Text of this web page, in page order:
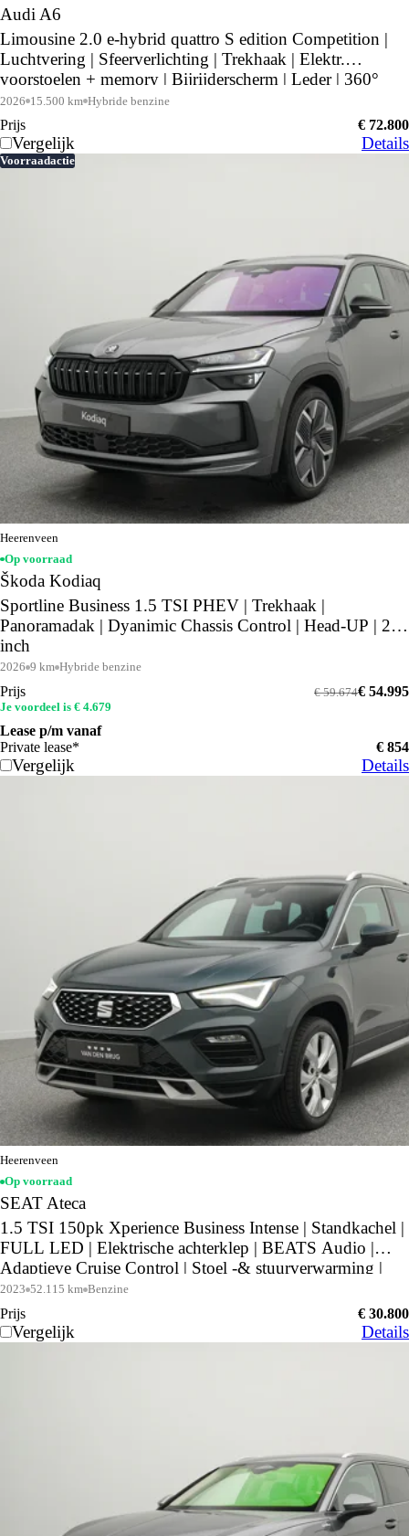
Audi A6
Limousine 2.0 e-hybrid quattro S edition Competition |
Luchtvering | Sfeerverlichting | Trekhaak | Elektr.
voorstoelen + memory | Bijrijderscherm | Leder | 360°
camera | Middernachtgroen |
2026 15.500 km Hybride benzine
Prijs € 72.800
Vergelijk Details
Voorraadactie
Heerenveen
Op voorraad
Škoda Kodiaq
Sportline Business 1.5 TSI PHEV | Trekhaak |
Panoramadak | Dyanimic Chassis Control | Head-UP | 20
inch
2026 9 km Hybride benzine
Prijs € 54.995
€ 59.674
Je voordeel is € 4.679
Lease p/m vanaf
Private lease*
€ 854
Vergelijk Details
Heerenveen
Op voorraad
SEAT Ateca
1.5 TSI 150pk Xperience Business Intense | Standkachel |
FULL LED | Elektrische achterklep | BEATS Audio |
Adaptieve Cruise Control | Stoel -& stuurverwarming |
Achteruitrijcamera |
2023 52.115 km Benzine
Prijs € 30.800
Vergelijk Details